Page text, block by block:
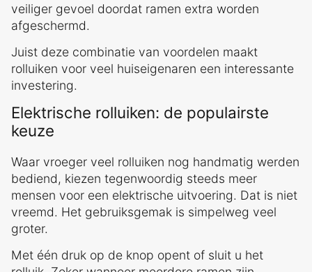
veiliger gevoel doordat ramen extra worden
afgeschermd.
Juist deze combinatie van voordelen maakt
rolluiken voor veel huiseigenaren een interessante
investering.
Elektrische rolluiken: de populairste
keuze
Waar vroeger veel rolluiken nog handmatig werden
bediend, kiezen tegenwoordig steeds meer
mensen voor een elektrische uitvoering. Dat is niet
vreemd. Het gebruiksgemak is simpelweg veel
groter.
Met één druk op de knop opent of sluit u het